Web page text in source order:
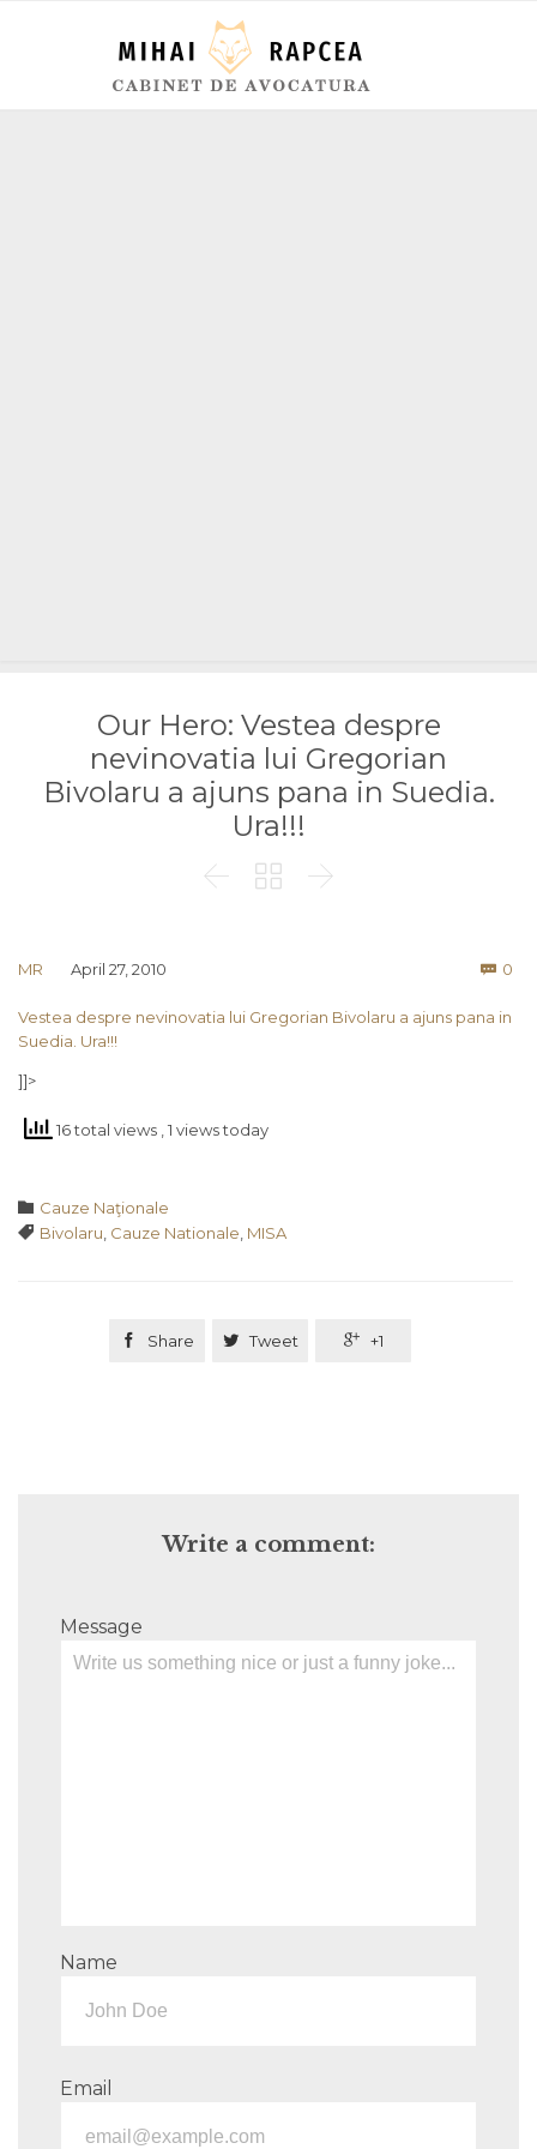
Our Hero: Vestea despre
nevinovatia lui Gregorian
Bivolaru a ajuns pana in Suedia.
Ura!!!
  
MR April 27, 2010  0
Vestea despre nevinovatia lui Gregorian Bivolaru a ajuns pana in
Suedia. Ura!!!
]]>
16 total views , 1 views today
 Category
Cauze Naţionale
 Tags
Bivolaru Cauze Nationale MISA
 Share  Tweet  +1
Write a comment:
Message
Name
Email